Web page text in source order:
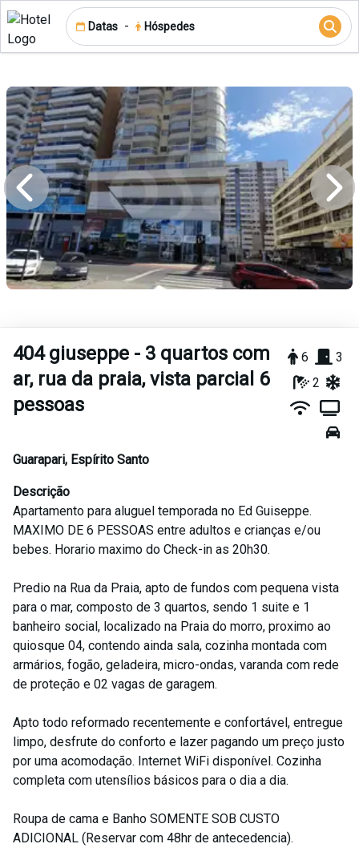
Datas - Hóspedes
404 giuseppe - 3 quartos com
ar, rua da praia, vista parcial 6
pessoas
6
3
2
Guarapari, Espírito Santo
Descrição
Apartamento para aluguel temporada no Ed Guiseppe.
MAXIMO DE 6 PESSOAS entre adultos e crianças e/ou
bebes. Horario maximo do Check-in as 20h30.
Predio na Rua da Praia, apto de fundos com pequena vista
para o mar, composto de 3 quartos, sendo 1 suite e 1
banheiro social, localizado na Praia do morro, proximo ao
quiosque 04, contendo ainda sala, cozinha montada com
armários, fogão, geladeira, micro-ondas, varanda com rede
de proteção e 02 vagas de garagem.
Apto todo reformado recentemente e confortável, entregue
limpo, desfrute do conforto e lazer pagando um preço justo
por uma acomodação. Internet WiFi disponível. Cozinha
completa com utensílios básicos para o dia a dia.
Roupa de cama e Banho SOMENTE SOB CUSTO
ADICIONAL (Reservar com 48hr de antecedencia).